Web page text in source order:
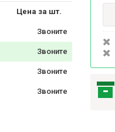
Цена за шт.
Звоните
Звоните
Звоните
Звоните